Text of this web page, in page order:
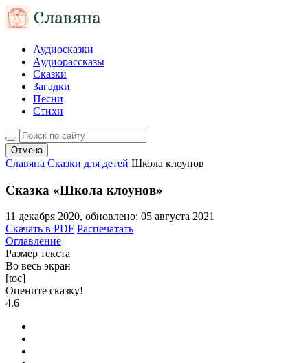
Аудиосказки
Аудиорассказы
Сказки
Загадки
Песни
Стихи
Отмена
Славяна Сказки для детей Школа клоунов
Сказка «Школа клоунов»
11 декабря 2020, обновлено: 05 августа 2021
Скачать в PDF Распечатать
Оглавление
Размер текста
Во весь экран
[toc]
Оцените сказку!
4.6